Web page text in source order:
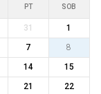
PT SOB
31
1
7
8
14
15
21
22